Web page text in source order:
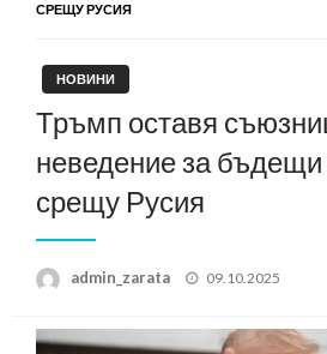
СРЕЩУ РУСИЯ
НОВИНИ
Тръмп оставя
неведение за бъдещи
срещу Русия
admin_zarata
Posted
09.10.2025